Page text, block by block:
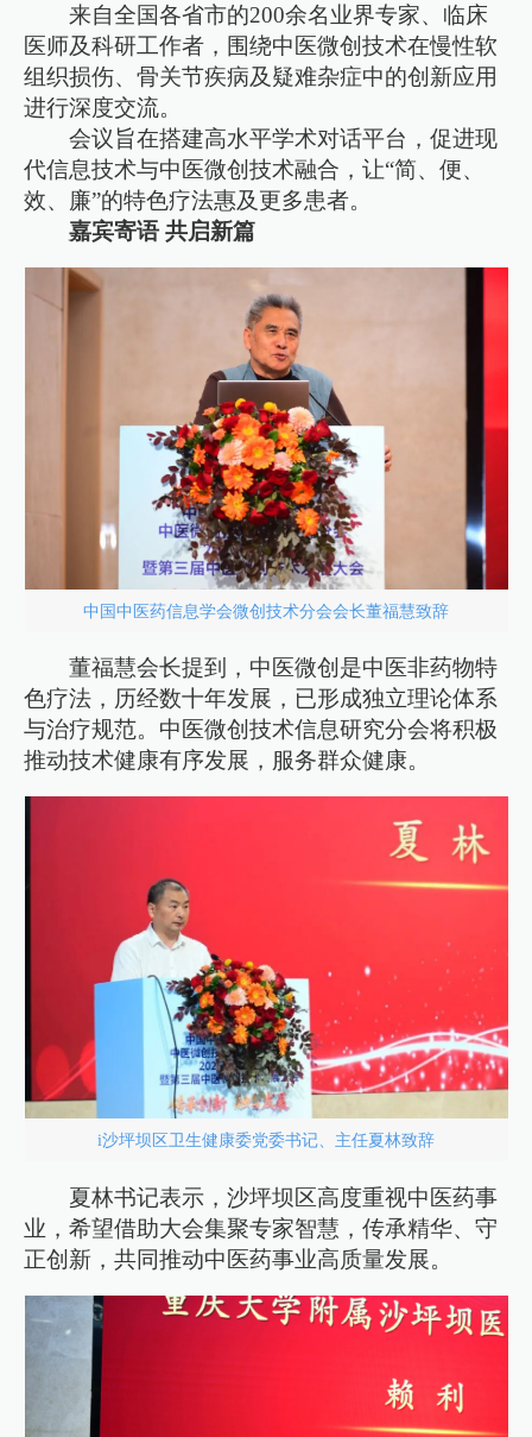
来自全国各省市的200余名业界专家、临床
医师及科研工作者，围绕中医微创技术在慢性软
组织损伤、骨关节疾病及疑难杂症中的创新应用
进行深度交流。
会议旨在搭建高水平学术对话平台，促进现
代信息技术与中医微创技术融合，让“简、便、
效、廉”的特色疗法惠及更多患者。
嘉宾寄语 共启新篇
中国中医药信息学会微创技术分会会长董福慧致辞
董福慧会长提到，中医微创是中医非药物特
色疗法，历经数十年发展，已形成独立理论体系
与治疗规范。中医微创技术信息研究分会将积极
推动技术健康有序发展，服务群众健康。
i沙坪坝区卫生健康委党委书记、主任夏林致辞
夏林书记表示，沙坪坝区高度重视中医药事
业，希望借助大会集聚专家智慧，传承精华、守
正创新，共同推动中医药事业高质量发展。